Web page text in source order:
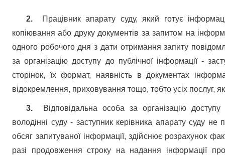
2.
Працівник апарату суду, який готує
копіювання або друку документів за запитом на
одного робочого дня з дати отримання запиту
за організацію доступу до публічної інформації -
сторінок, їх формат, наявність в документах
відокремлення, приховування тощо, тобто усіх послуг,
3. Відповідальна особа за організацію доступу
володінні суду - заступник керівника апарату суду
обсяг запитуваної інформації, здійснює розрахунок
разі продовження строку на надання інформації